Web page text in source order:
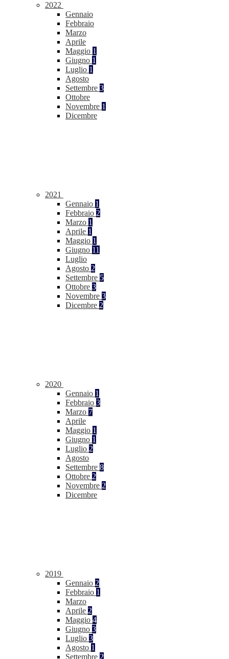
2022
Gennaio
Febbraio
Marzo
Aprile
Maggio 1
Giugno 1
Luglio 1
Agosto
Settembre 3
Ottobre
Novembre 1
Dicembre
2021
Gennaio 1
Febbraio 2
Marzo 1
Aprile 1
Maggio 1
Giugno 11
Luglio
Agosto 2
Settembre 5
Ottobre 3
Novembre 3
Dicembre 2
2020
Gennaio 1
Febbraio 3
Marzo 7
Aprile
Maggio 1
Giugno 1
Luglio 2
Agosto
Settembre 8
Ottobre 2
Novembre 2
Dicembre
2019
Gennaio 2
Febbraio 1
Marzo
Aprile 2
Maggio 4
Giugno 3
Luglio 3
Agosto 1
Settembre 2